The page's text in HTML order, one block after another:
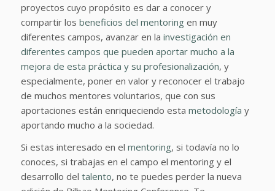
proyectos cuyo propósito es dar a conocer y
compartir los beneficios del mentoringen muy
diferentes campos, avanzar en la investigación en
diferentes campos que pueden aportar mucho a la
mejora de esta práctica y su profesionalización, y
especialmente, poner en valor y reconocer el trabajo
de muchos mentores voluntarios, que con sus
aportaciones están enriqueciendo esta metodología y
aportando mucho a la sociedad.
Si estas interesado en el mentoring, si todavía no lo
conoces, si trabajas en el campo el mentoring y el
desarrollo del talento, no te puedes perder la nueva